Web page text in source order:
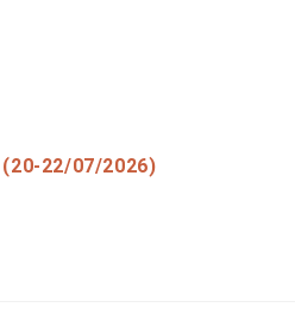
22/07/2026)